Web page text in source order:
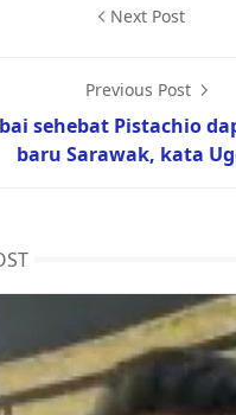
Next Post
Previous Post
sehebat Pistachio
baru Sarawak, kata